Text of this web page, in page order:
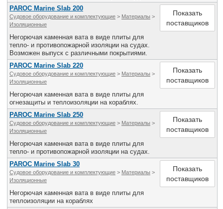
PAROC Marine Slab 200
Судовое оборудование и комплектующие > Материалы >
Изоляционные
Негорючая каменная вата в виде плиты для
тепло- и противопожарной изоляции на судах.
Возможен выпуск с различными покрытиями.
Показать
поставщиков
PAROC Marine Slab 220
Судовое оборудование и комплектующие > Материалы >
Изоляционные
Негорючая каменная вата в виде плиты для
огнезащиты и теплоизоляции на кораблях.
Показать
поставщиков
PAROC Marine Slab 250
Судовое оборудование и комплектующие > Материалы >
Изоляционные
Негорючая каменная вата в виде плиты для
тепло- и противопожарной изоляции на судах.
Показать
поставщиков
PAROC Marine Slab 30
Судовое оборудование и комплектующие > Материалы >
Изоляционные
Негорючая каменная вата в виде плиты для
теплоизоляции на кораблях
Показать
поставщиков